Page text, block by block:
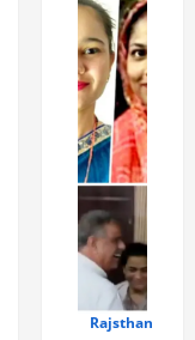
Rajsthan